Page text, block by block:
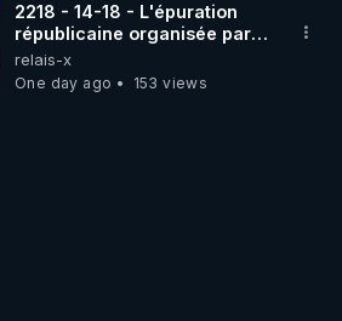
2218 - 14-18 - L'épuration
républicaine organisée par
les frères de la truelle
relais-x
One day ago
153 views